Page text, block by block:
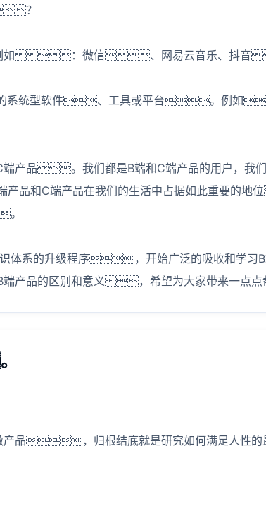
？
例如：微信、网易云音乐、抖
用的系统型软件、工具或平台。例
端产品。我们都是B端和C端产品的用户，
品和C端产品在我们的生活中占据如此重要的
系的升级程序，开始广泛的吸收和学
B端产品的区别和意义，希望为大家带来一
，归根结底就是研究如何满足人性的最